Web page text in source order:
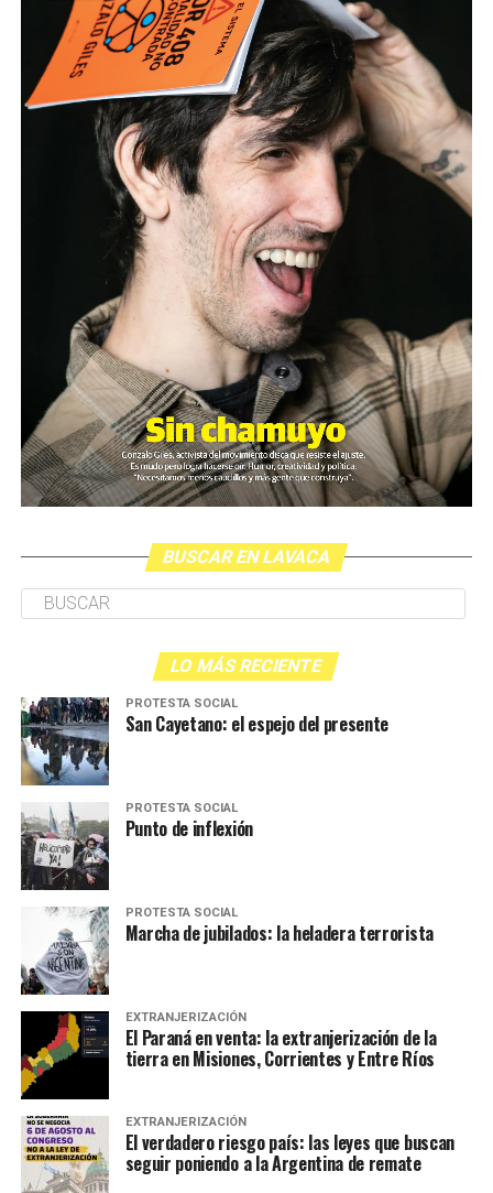
BUSCAR EN LAVACA
LO MÁS RECIENTE
PROTESTA SOCIAL
San Cayetano: el espejo del presente
PROTESTA SOCIAL
Punto de inflexión
PROTESTA SOCIAL
Marcha de jubilados: la heladera terrorista
EXTRANJERIZACIÓN
El Paraná en venta: la extranjerización de la
tierra en Misiones, Corrientes y Entre Ríos
EXTRANJERIZACIÓN
El verdadero riesgo país: las leyes que buscan
seguir poniendo a la Argentina de remate